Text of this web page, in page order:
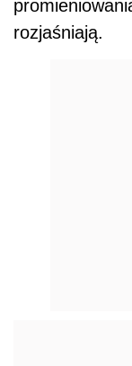
rozjaśniają.